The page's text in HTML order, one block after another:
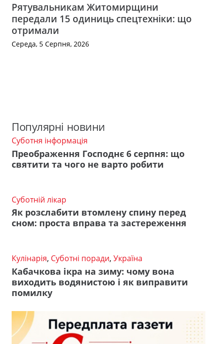
Рятувальникам Житомирщини
передали 15 одиниць спецтехніки: що
отримали
Середа, 5 Серпня, 2026
Популярні новини
Суботня інформація
Преображення Господнє 6 серпня: що
святити та чого не варто робити
Суботній лікар
Як розслабити втомлену спину перед
сном: проста вправа та застереження
Кулінарія, Суботні поради, Україна
Кабачкова ікра на зиму: чому вона
виходить водянистою і як виправити
помилку